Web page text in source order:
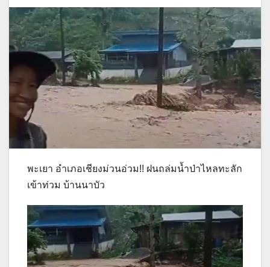
พะเยา อำเภอเชียงม่วนอ่วม!! ฝนถล่มน้ำป่าไหลทะลัก
เข้าท่วม บ้านนาบัว